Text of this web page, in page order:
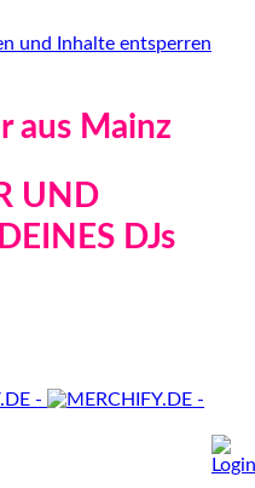
und Inhalte entsperren
aus Mainz
UND
DJs